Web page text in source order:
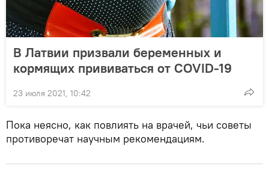
В Латвии призвали беременных и
кормящих прививаться от COVID-19
23 июля 2021, 10:42
Пока неясно, как повлиять на врачей, чьи советы
противоречат научным рекомендациям.